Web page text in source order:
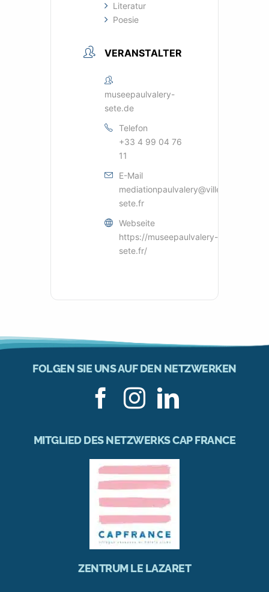
Literatur
Poesie
VERANSTALTER
museepaulvalery-
sete.de
Telefon
+33 4 99 04 76
11
E-Mail
mediationpaulvalery@ville-
sete.fr
Webseite
https://museepaulvalery-
sete.fr/
FOLGEN SIE UNS AUF DEN NETZWERKEN
MITGLIED DES NETZWERKS CAP FRANCE
ZENTRUM LE LAZARET